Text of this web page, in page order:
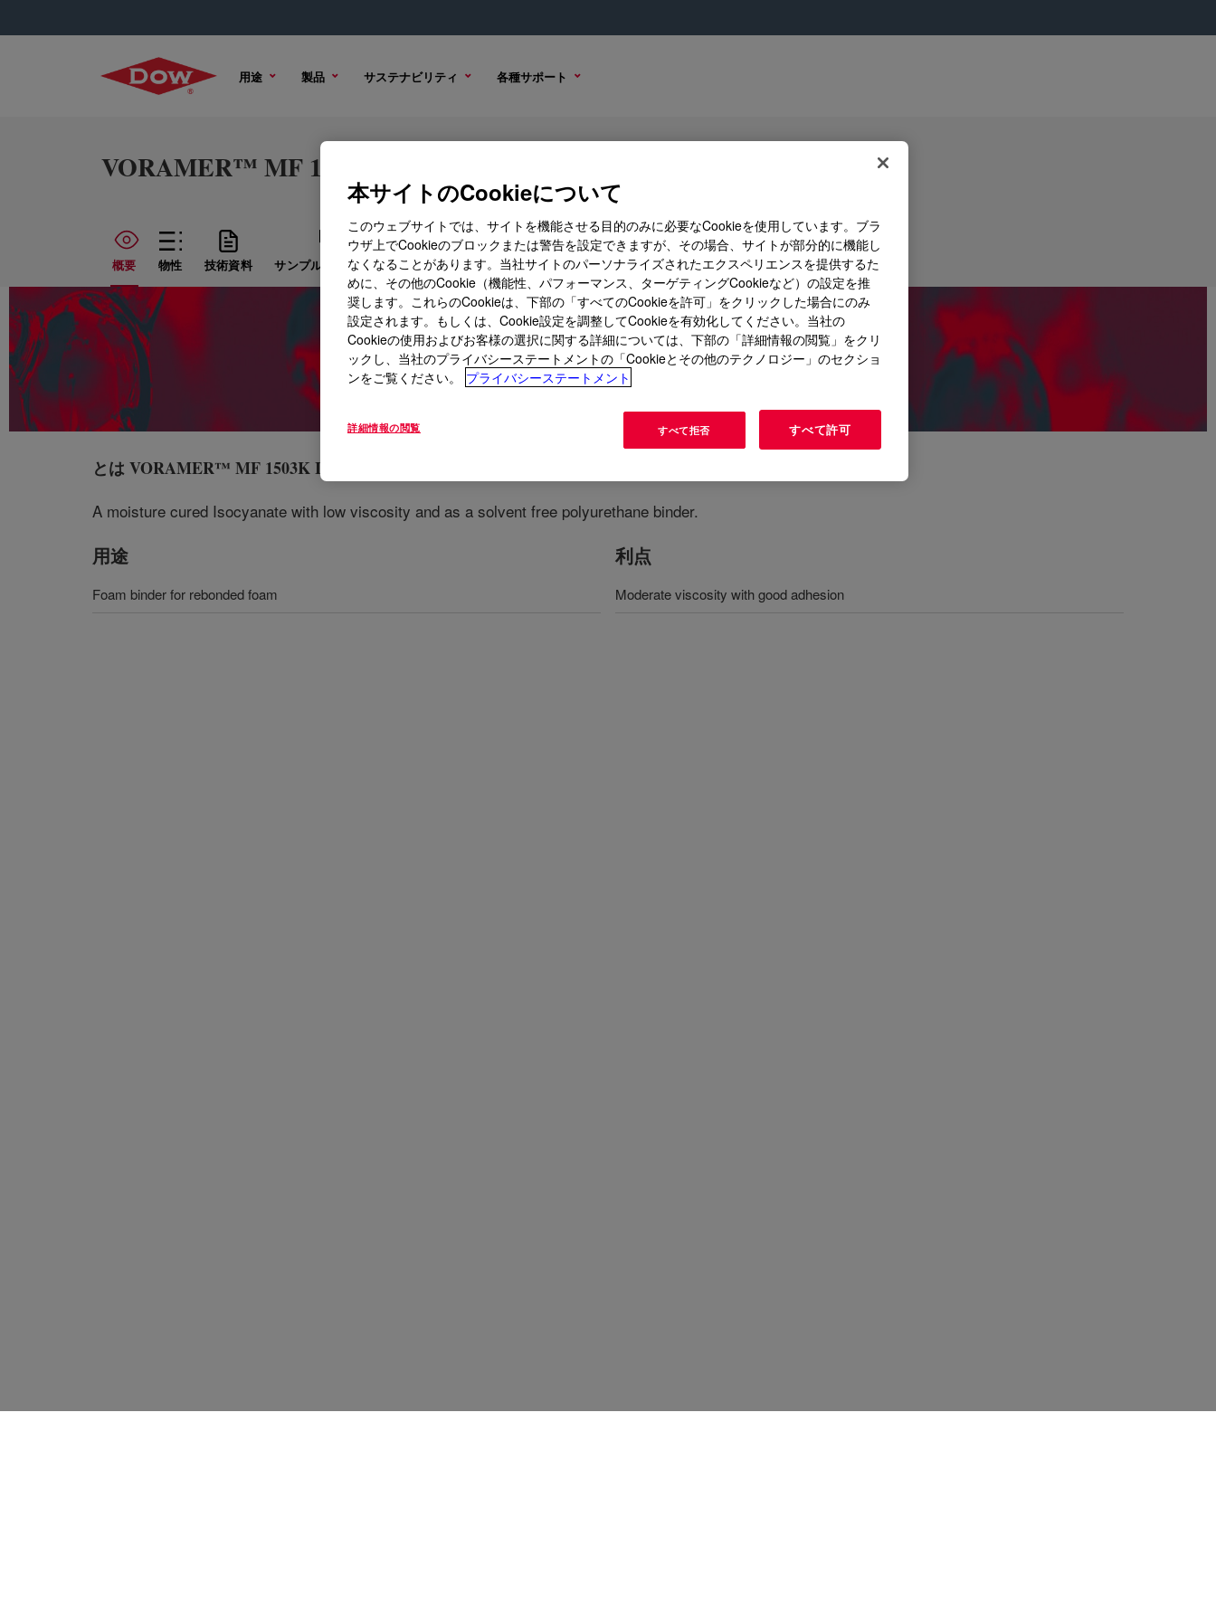
用途 製品 サステナビリティ 各種サポート
VORAMER™ MF 1503K Isocyanate
概要 物性 技術資料 サンプル オプション 購入オプション
とはVORAMER™ MF 1503K Isocyanate
A moisture cured Isocyanate with low viscosity and as a solvent free polyurethane binder.
用途
Foam binder for rebonded foam
利点
Moderate viscosity with good adhesion
本サイトのCookieについて
このウェブサイトでは、サイトを機能させる目的のみに必要なCookieを使用しています。ブラ
ウザ上でCookieのブロックまたは警告を設定できますが、その場合、サイトが部分的に機能し
なくなることがあります。当社サイトのパーソナライズされたエクスペリエンスを提供するた
めに、その他のCookie（機能性、パフォーマンス、ターゲティングCookieなど）の設定を推
奨します。これらのCookieは、下部の「すべてのCookieを許可」をクリックした場合にのみ
設定されます。もしくは、Cookie設定を調整してCookieを有効化してください。当社の
Cookieの使用およびお客様の選択に関する詳細については、下部の「詳細情報の閲覧」をクリ
ックし、当社のプライバシーステートメントの「Cookieとその他のテクノロジー」のセクショ
ンをご覧ください。
プライバシーステートメント
詳細情報の閲覧 すべて拒否 すべて許可